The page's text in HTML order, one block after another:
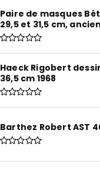
Paire de masques
29,5 et 31,5 cm,
Haeck Rigobert
36,5 cm 1968
Barthez Robert AST